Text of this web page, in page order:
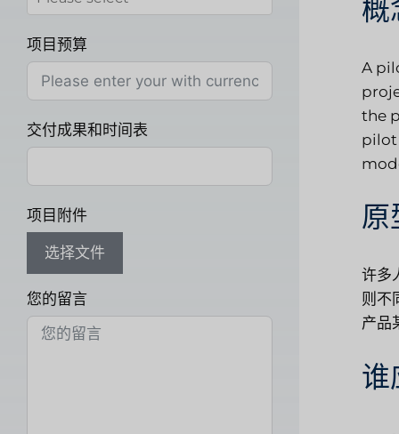
概
A
the
pilot
原
许多
则不
产品
谁
项目预算
交付成果和时间表
项目附件
选择文件
您的留言